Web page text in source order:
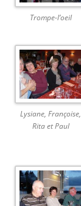
Trompe-l’oeil
Lysiane, Françoise,
Rita et Paul